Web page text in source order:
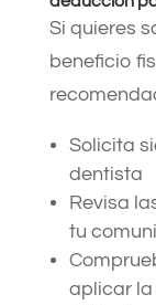
Si quieres
beneficio
Solicita
dentista
Revisa
tu
aplicar